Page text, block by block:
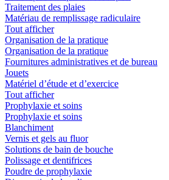
Traitement des plaies
Matériau de remplissage radiculaire
Tout afficher
Organisation de la pratique
Organisation de la pratique
Fournitures administratives et de bureau
Jouets
Matériel d’étude et d’exercice
Tout afficher
Prophylaxie et soins
Prophylaxie et soins
Blanchiment
Vernis et gels au fluor
Solutions de bain de bouche
Polissage et dentifrices
Poudre de prophylaxie